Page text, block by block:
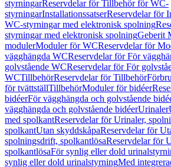
styrningarReservdelar för Tillbehör för WC-
styrningarInstallationssatserReservdelar för
WC-styrningar med elektronisk spolning
styrningar med elektronisk spolningGeberit
modulerModuler för WCReservdelar för
vägghängda WCReservdelar för För
golvstående WCReservdelar för För
WCTillbehörReservdelar för Tillbehör
för tvättställTillbehörModuler för bidéer
bidéerFör vägghängda och golvstående
vägghängda och golvstående bidéerUrinaler
med spolkantReservdelar för Urinaler,
spolkantUtan skyddskåpaReservdelar för
spolningsdrift, spolkantlösaReservdelar för
spolkantlösaFör synlig eller dold
synlig eller dold urinalstyrningMed